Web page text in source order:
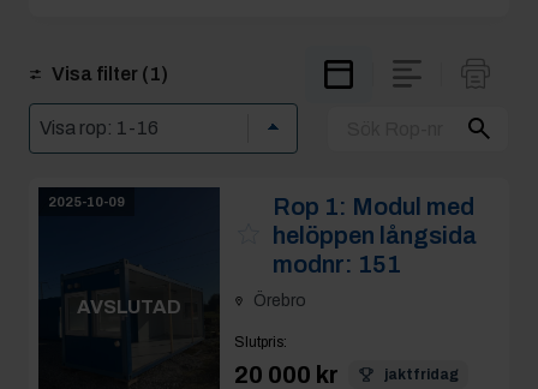
Visa filter (1)
2025-10-09
AVSLUTAD
Rop 1: Modul med
helöppen långsida
modnr: 151
Örebro
Slutpris:
20 000 kr jaktfridag